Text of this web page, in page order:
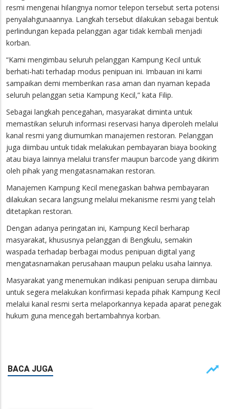
resmi mengenai hilangnya nomor telepon tersebut serta potensi
penyalahgunaannya. Langkah tersebut dilakukan sebagai bentuk
perlindungan kepada pelanggan agar tidak kembali menjadi
korban.
“Kami mengimbau seluruh pelanggan Kampung Kecil untuk
berhati-hati terhadap modus penipuan ini. Imbauan ini kami
sampaikan demi memberikan rasa aman dan nyaman kepada
seluruh pelanggan setia Kampung Kecil,” kata Filip.
Sebagai langkah pencegahan, masyarakat diminta untuk
memastikan seluruh informasi reservasi hanya diperoleh melalui
kanal resmi yang diumumkan manajemen restoran. Pelanggan
juga diimbau untuk tidak melakukan pembayaran biaya booking
atau biaya lainnya melalui transfer maupun barcode yang dikirim
oleh pihak yang mengatasnamakan restoran.
Manajemen Kampung Kecil menegaskan bahwa pembayaran
dilakukan secara langsung melalui mekanisme resmi yang telah
ditetapkan restoran.
Dengan adanya peringatan ini, Kampung Kecil berharap
masyarakat, khususnya pelanggan di Bengkulu, semakin
waspada terhadap berbagai modus penipuan digital yang
mengatasnamakan perusahaan maupun pelaku usaha lainnya.
Masyarakat yang menemukan indikasi penipuan serupa diimbau
untuk segera melakukan konfirmasi kepada pihak Kampung Kecil
melalui kanal resmi serta melaporkannya kepada aparat penegak
hukum guna mencegah bertambahnya korban.